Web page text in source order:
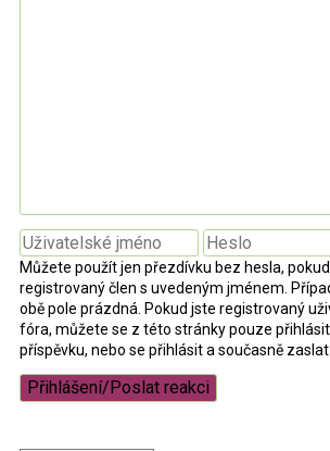
Můžete použít jen přezdívku bez hesla,
registrovaný člen s uvedeným jménem.
obě pole prázdná. Pokud jste registrovaný
fóra, můžete se z této stránky pouze
příspěvku, nebo se přihlásit a současně zaslat